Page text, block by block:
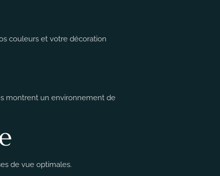
couleurs et votre décoration
montrent un environnement de
de vue optimales.